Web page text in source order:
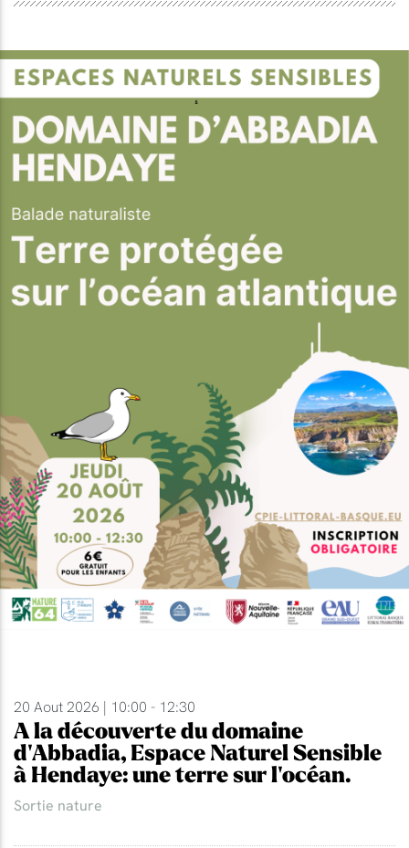
20 Aout 2026 | 10:00 - 12:30
A la découverte du domaine
d'Abbadia, Espace Naturel Sensible
à Hendaye: une terre sur l'océan.
Sortie nature